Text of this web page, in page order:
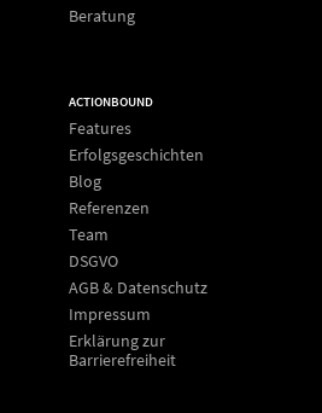
Beratung
ACTIONBOUND
Features
Erfolgsgeschichten
Blog
Referenzen
Team
DSGVO
AGB & Datenschutz
Impressum
Erklärung zur
Barrierefreiheit